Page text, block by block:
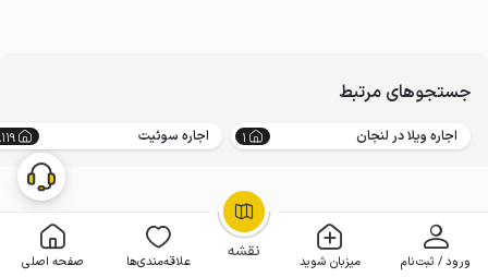
نقشه ورود / ثبت‌نام میزبان شوید علاقه‌مندی‌ها صفحه اصلی
OpenStreetMap
جستجوهای مرتبط
اجاره ویلا در لنجان 1 اجاره سوئیت